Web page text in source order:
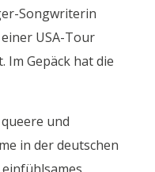
Songwriterin
USA-Tour
Im Gepäck hat die
und
in der deutschen